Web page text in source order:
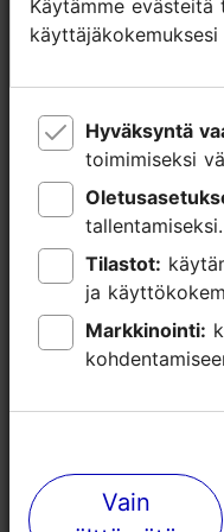
Käytämme
Hyväksyntä
toimimiseksi
tallentamiseksi.
Tilastot:
ja
Markkinointi:
Vain
Käytämme
Hyväksyntä
toimimiseksi
tallentamiseksi.
Tilastot:
ja
Markkinointi:
Vain